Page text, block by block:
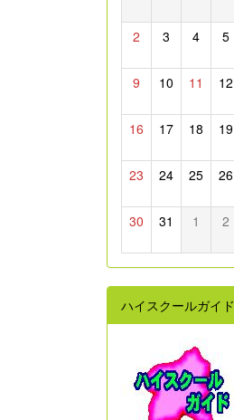
2 3 4 5
9 10 11 12
16 17 18 19
23 24 25 26
30 31 1 2
ハイスクールガイド